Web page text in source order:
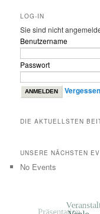
LOG-IN
Sie sind nicht
Benutzername
Passwort
DIE AKTUELLSTEN
UNSERE NÄCHSTEN
No Events